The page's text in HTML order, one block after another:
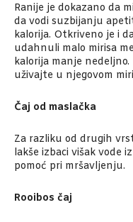
Ranije je dokazano da
da vodi suzbijanju
kalorija. Otkriveno je i
udahnuli malo mirisa
kalorija manje nedeljno.
uživajte u njegovom
Čaj od maslačka
Za razliku od drugih
lakše izbaci višak vode
pomoć pri mršavljenju.
Rooibos čaj